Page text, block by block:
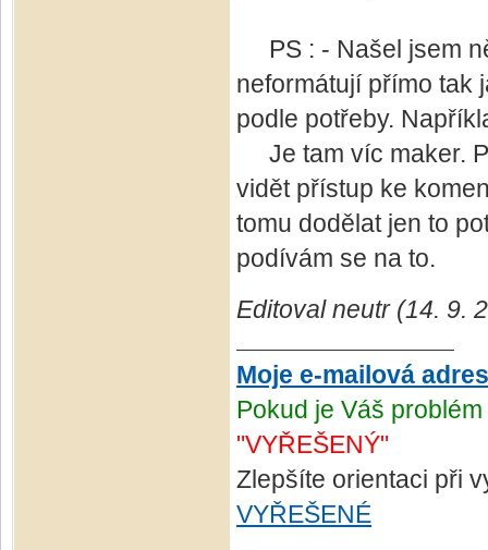
PS : - Našel jsem
neformátují přímo tak
podle potřeby.
Je tam víc maker.
vidět přístup ke
tomu dodělat jen to
podívám se na to.
Editoval neutr (14. 9.
Moje e-mailová
Pokud je Váš
"VYŘEŠENÝ"
Zlepšíte orientaci při
VYŘEŠENÉ